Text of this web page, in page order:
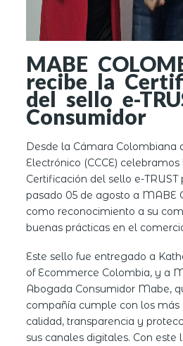
MABE
recibe la
del sello e-
Consumidor
Desde la Cámara Colombiana
Electrónico (CCCE)
Certificación del sello e-
pasado 05 de agosto a MABE
como reconocimiento a su
buenas prácticas en el
Este sello fue entregado a
of Ecommerce Colombia, y a
Abogada Consumidor Mabe,
compañía cumple con los más
calidad, transparencia y
sus canales digitales. Con este